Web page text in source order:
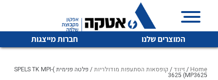
המוצרים שלנו חברות מייצגות
Home
/זיווד/ קופסאות הסתעפות מודולריות / פלטה פנימית )SPELS TK MPI-
3625 (MP3625